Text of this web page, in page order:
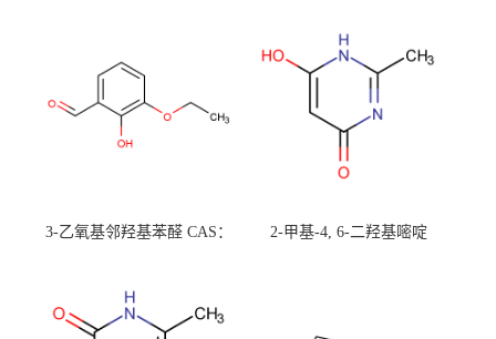
3-乙氧基邻羟基苯醛 CAS：
校可先用后付
2-甲基-4, 6-二羟基嘧啶